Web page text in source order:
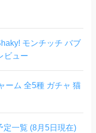
モンチッチ バブ
ビュー
ーム 全5種 ガチャ 猫
定一覧 (8月5日現在)